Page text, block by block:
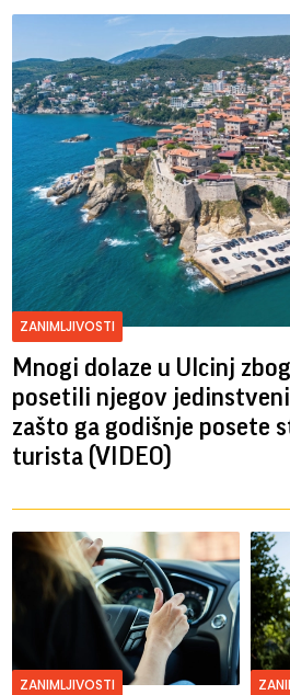
ZANIMLJIVOSTI
Mnogi dolaze u Ulcinj
posetili njegov
zašto ga godišnje posete
turista (VIDEO)
ZANIMLJIVOSTI